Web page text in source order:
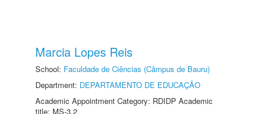
Marcia Lopes Reis
School: Faculdade de Ciências (Câmpus de Bauru)
Department: DEPARTAMENTO DE EDUCAÇÃO
Academic Appointment Category: RDIDP Academic
title: MS-3.2